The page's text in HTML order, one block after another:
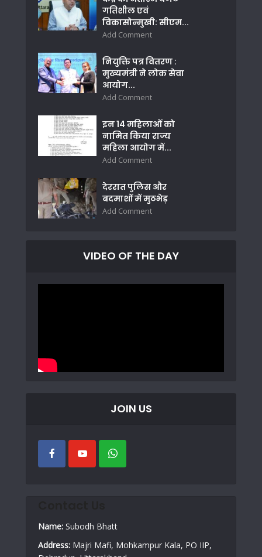
गतिशील एवं
विकासोन्मुखी: सीएम...
Add Comment
नियुक्ति पत्र वितरण :
मुख्यमंत्री ने लोक सेवा
आयोग...
Add Comment
इन 14 महिलाओं को
नामित किया राज्य
महिला आयोग में...
Add Comment
देररात पुलिस और
बदमाशों में मुठभेड़
Add Comment
VIDEO OF THE DAY
JOIN US
Name: Subodh Bhatt
Address: Majri Mafi, Mohkampur Kala, PO IIP,